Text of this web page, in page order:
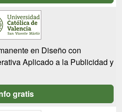
en Diseño con
Aplicado a la Publicidad y
gratis